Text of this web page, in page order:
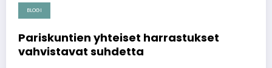
2026-07-16
BLOGI
Pariskuntien yhteiset harrastukset
vahvistavat suhdetta